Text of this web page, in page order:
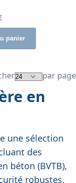
panier
par page
en
une sélection
des
béton (BVTB),
robustes.